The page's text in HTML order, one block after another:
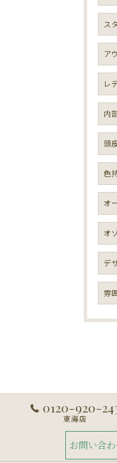
ス
ア
レ
内
頭
色
オ
オ
デ
雰
0120-920-
東海店
お問い合